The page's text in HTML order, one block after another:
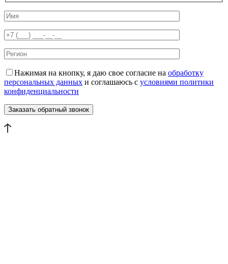
Нажимая на кнопку, я даю свое согласие на обработку
персональных данных и соглашаюсь с условиями политики
конфиденциальности